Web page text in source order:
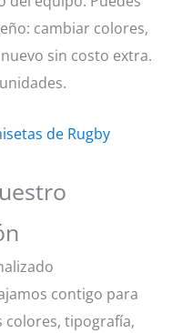
cambiar colores,
sin costo extra.
de Rugby
contigo para
colores, tipografía,